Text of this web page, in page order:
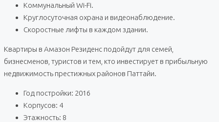
Коммунальный Wi-Fi.
Круглосуточная охрана и видеонаблюдение.
Скоростные лифты в каждом здании.
Квартиры в Амазон Резиденс подойдут для семей,
бизнесменов, туристов и тем, кто инвестирует в прибыльную
недвижимость престижных районов Паттайи.
Год постройки: 2016
Корпусов: 4
Этажность: 8